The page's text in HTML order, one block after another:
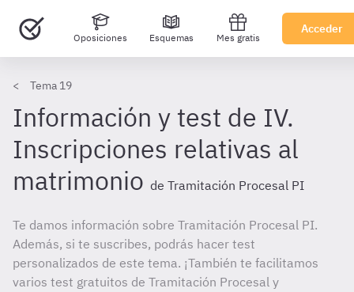
Oposiciones Esquemas Mes gratis
Acceder
Tema 19
Información y test de IV.
Inscripciones relativas al
matrimonio de Tramitación Procesal PI
Te damos información sobre Tramitación Procesal PI.
Además, si te suscribes, podrás hacer test
personalizados de este tema. ¡También te facilitamos
varios test gratuitos de Tramitación Procesal y